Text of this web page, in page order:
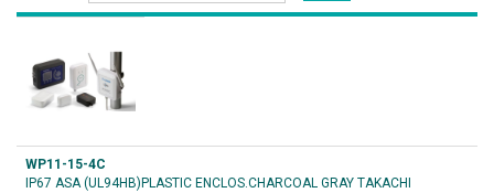
WP11-15-4C
IP67 ASA (UL94HB)PLASTIC ENCLOS.CHARCOAL GRAY TAKACHI